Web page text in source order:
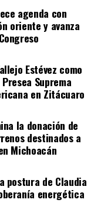
sociales,
y obra pública
2021
agenda con
oriente y avanza
Estévez como
Suprema
en Zitácuaro
la donación de
destinados a
Michoacán
postura de Claudia
energética